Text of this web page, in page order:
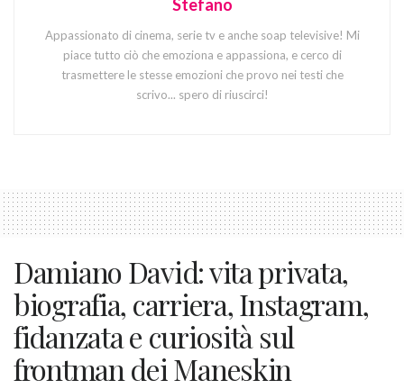
Stefano
Appassionato di cinema, serie tv e anche soap televisive! Mi
piace tutto ciò che emoziona e appassiona, e cerco di
trasmettere le stesse emozioni che provo nei testi che
scrivo... spero di riuscirci!
Damiano David: vita privata,
biografia, carriera, Instagram,
fidanzata e curiosità sul
frontman dei Maneskin